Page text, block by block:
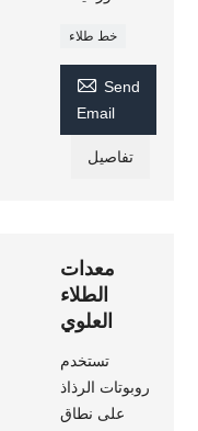
خط طلاء
 Send
Email
تفاصيل
معدات
الطلاء
العلوي
تستخدم
روبوتات الرذاذ
على نطاق